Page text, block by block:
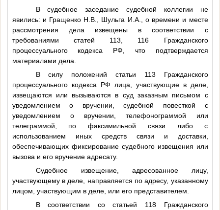
В судебное заседание судебной коллегии не
явились: и Гращенко Н.В., Шульга И.А., о времени и месте
рассмотрения дела извещены в соответствии с
требованиями статей 113, 116 Гражданского
процессуального кодекса РФ, что подтверждается
материалами дела.
В силу положений статьи 113 Гражданского
процессуального кодекса РФ лица, участвующие в деле,
извещаются или вызываются в суд заказным письмом с
уведомлением о вручении, судебной повесткой с
уведомлением о вручении, телефонограммой или
телеграммой, по факсимильной связи либо с
использованием иных средств связи и доставки,
обеспечивающих фиксирование судебного извещения или
вызова и его вручение адресату.
Судебное извещение, адресованное лицу,
участвующему в деле, направляется по адресу, указанному
лицом, участвующим в деле, или его представителем.
В соответствии со статьей 118 Гражданского